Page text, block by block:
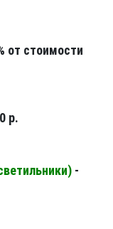
от стоимости
р.
) -